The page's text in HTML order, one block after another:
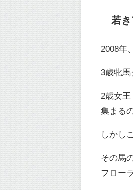
若き
2008年
3歳牝馬
2歳女
集まる
しかし
その馬
フロー